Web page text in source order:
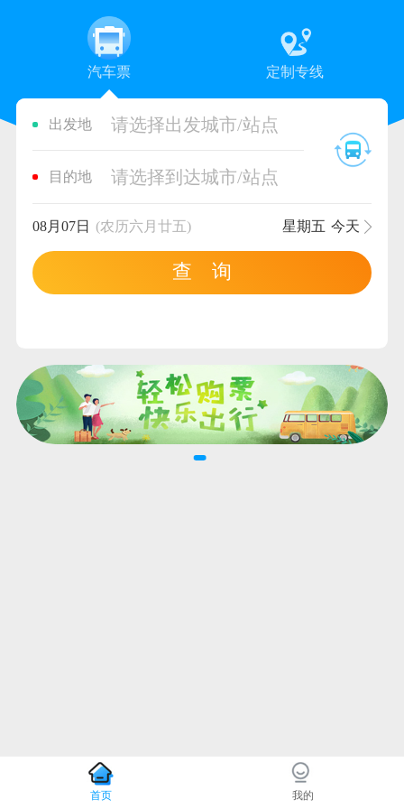
汽车票 定制专线
出发地 请选择出发城市/站点
目的地 请选择到达城市/站点
08月07日 (农历六月廿五) 星期五 今天
查 询
首页 我的